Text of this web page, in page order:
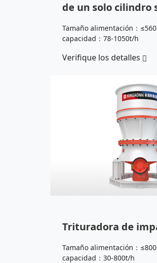
de un solo cilindro
Tamaño alimentación：
capacidad：78-1050t/h
Verifique los detalles
Trituradora de
Tamaño alimentación：
capacidad：30-800t/h